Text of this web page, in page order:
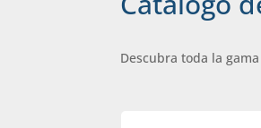
Descubra toda la